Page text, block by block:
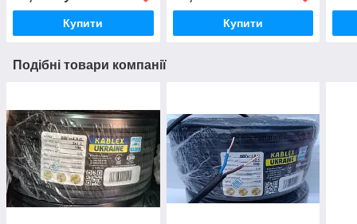
Купити Купити
Подібні товари компанії